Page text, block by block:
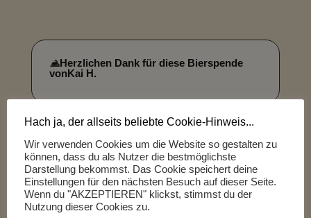
🙏Herzlichen Dank für diese Bierspende
vonKai H.
j
Kommentar
Alex
Hach ja, der allseits beliebte Cookie-Hinweis...
Wir verwenden Cookies um die Website so gestalten zu
können, dass du als Nutzer die bestmöglichste
Darstellung bekommst. Das Cookie speichert deine
Einstellungen für den nächsten Besuch auf dieser Seite.
Wenn du "AKZEPTIEREN" klickst, stimmst du der
Nutzung dieser Cookies zu.